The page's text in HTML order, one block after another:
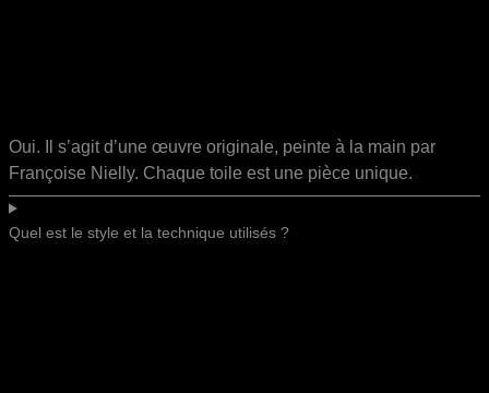
Oui. Il s’agit d’une œuvre originale, peinte à la main par
Françoise Nielly. Chaque toile est une pièce unique.
Quel est le style et la technique utilisés ?